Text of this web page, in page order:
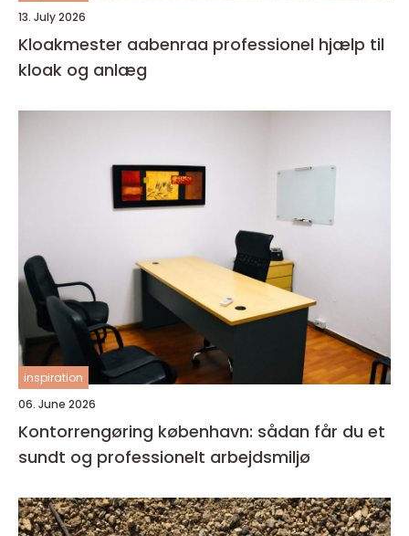
13. July 2026
Kloakmester aabenraa professionel hjælp til
kloak og anlæg
inspiration
06. June 2026
Kontorrengøring københavn: sådan får du et
sundt og professionelt arbejdsmiljø